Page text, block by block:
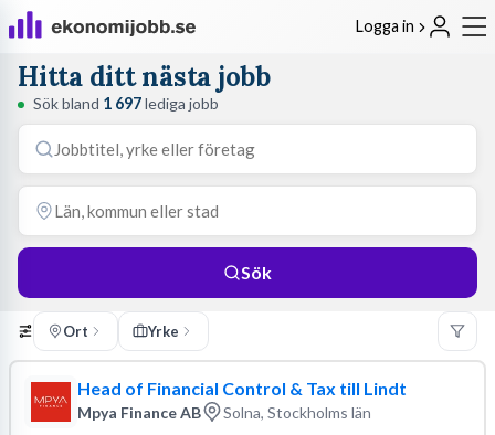
Logga in
Hitta ditt nästa jobb
Sök bland 1 697lediga jobb
Sök
Ort Yrke
Head of Financial Control & Tax till Lindt
Mpya Finance AB Solna, Stockholms län